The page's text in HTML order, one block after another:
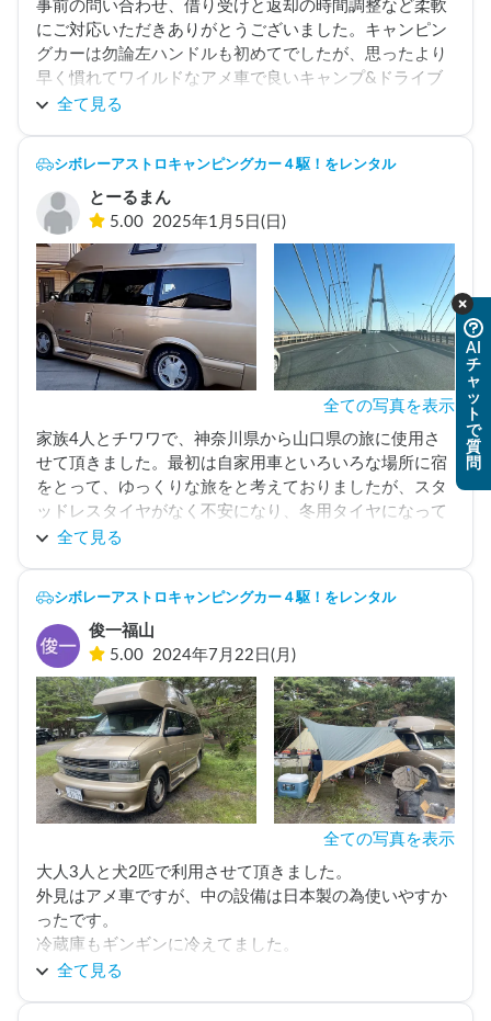
事前の問い合わせ、借り受けと返却の時間調整など柔軟
にご対応いただきありがとうございました。キャンピン
グカーは勿論左ハンドルも初めてでしたが、思ったより
早く慣れてワイルドなアメ車で良いキャンプ&ドライブ
体験ができました。
いる装備が多かったです。蚊避け用品を充分に用意して
いたのでギリギリ凌げましたが、もしそれがなければ致
命的でした。夏場に借りる方は事前確認をお勧めしま
す。改善されれば(もしくは冬場であれば)是非また利用
させていただきたいです。
全て見る
シボレーアストロキャンピングカー４駆！をレンタル
とーるまん
5.00 2025年1月5日(日)
全ての写真を表示
家族4人とチワワで、神奈川県から山口県の旅に使用さ
せて頂きました。最初は自家用車といろいろな場所に宿
をとって、ゆっくりな旅をと考えておりましたが、スタ
ッドレスタイヤがなく不安になり、冬用タイヤになって
いるキャンピングカーに変更しました。
ました。
まず、見た目がゴールド。とても目立ちますので、混み
合っているサービスエリアですぐに見つける事ができま
す。座席のクッション性も良く、長旅なのに腰が痛くな
ることはありませんでした。暖房もすぐに暖かくなり、
冷蔵庫ではビールがキンキンに冷え、椅子からベッドへ
の仕様変換も簡単でした。
また、ホルダー様の対応も柔軟で、とても細かく行き届
いた案内に、安心することができました。是非また利用
全て見る
シボレーアストロキャンピングカー４駆！をレンタル
俊一福山
5.00 2024年7月22日(月)
全ての写真を表示
大人3人と犬2匹で利用させて頂きました。
外見はアメ車ですが、中の設備は日本製の為使いやすか
ったです。
冷蔵庫もギンギンに冷えてました。
床がコルクが敷いてあるので過ごし易いですが犬のオシ
全て見る
AI
チ
ャ
ッ
ト
で
質
問